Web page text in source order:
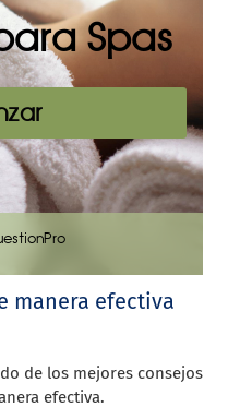
manera efectiva
de los mejores consejos
efectiva.